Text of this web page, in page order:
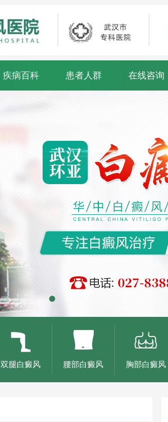
疾病百科 患者人群 在线咨询
双腿白癜风 腰部白癜风 胸部白癜风